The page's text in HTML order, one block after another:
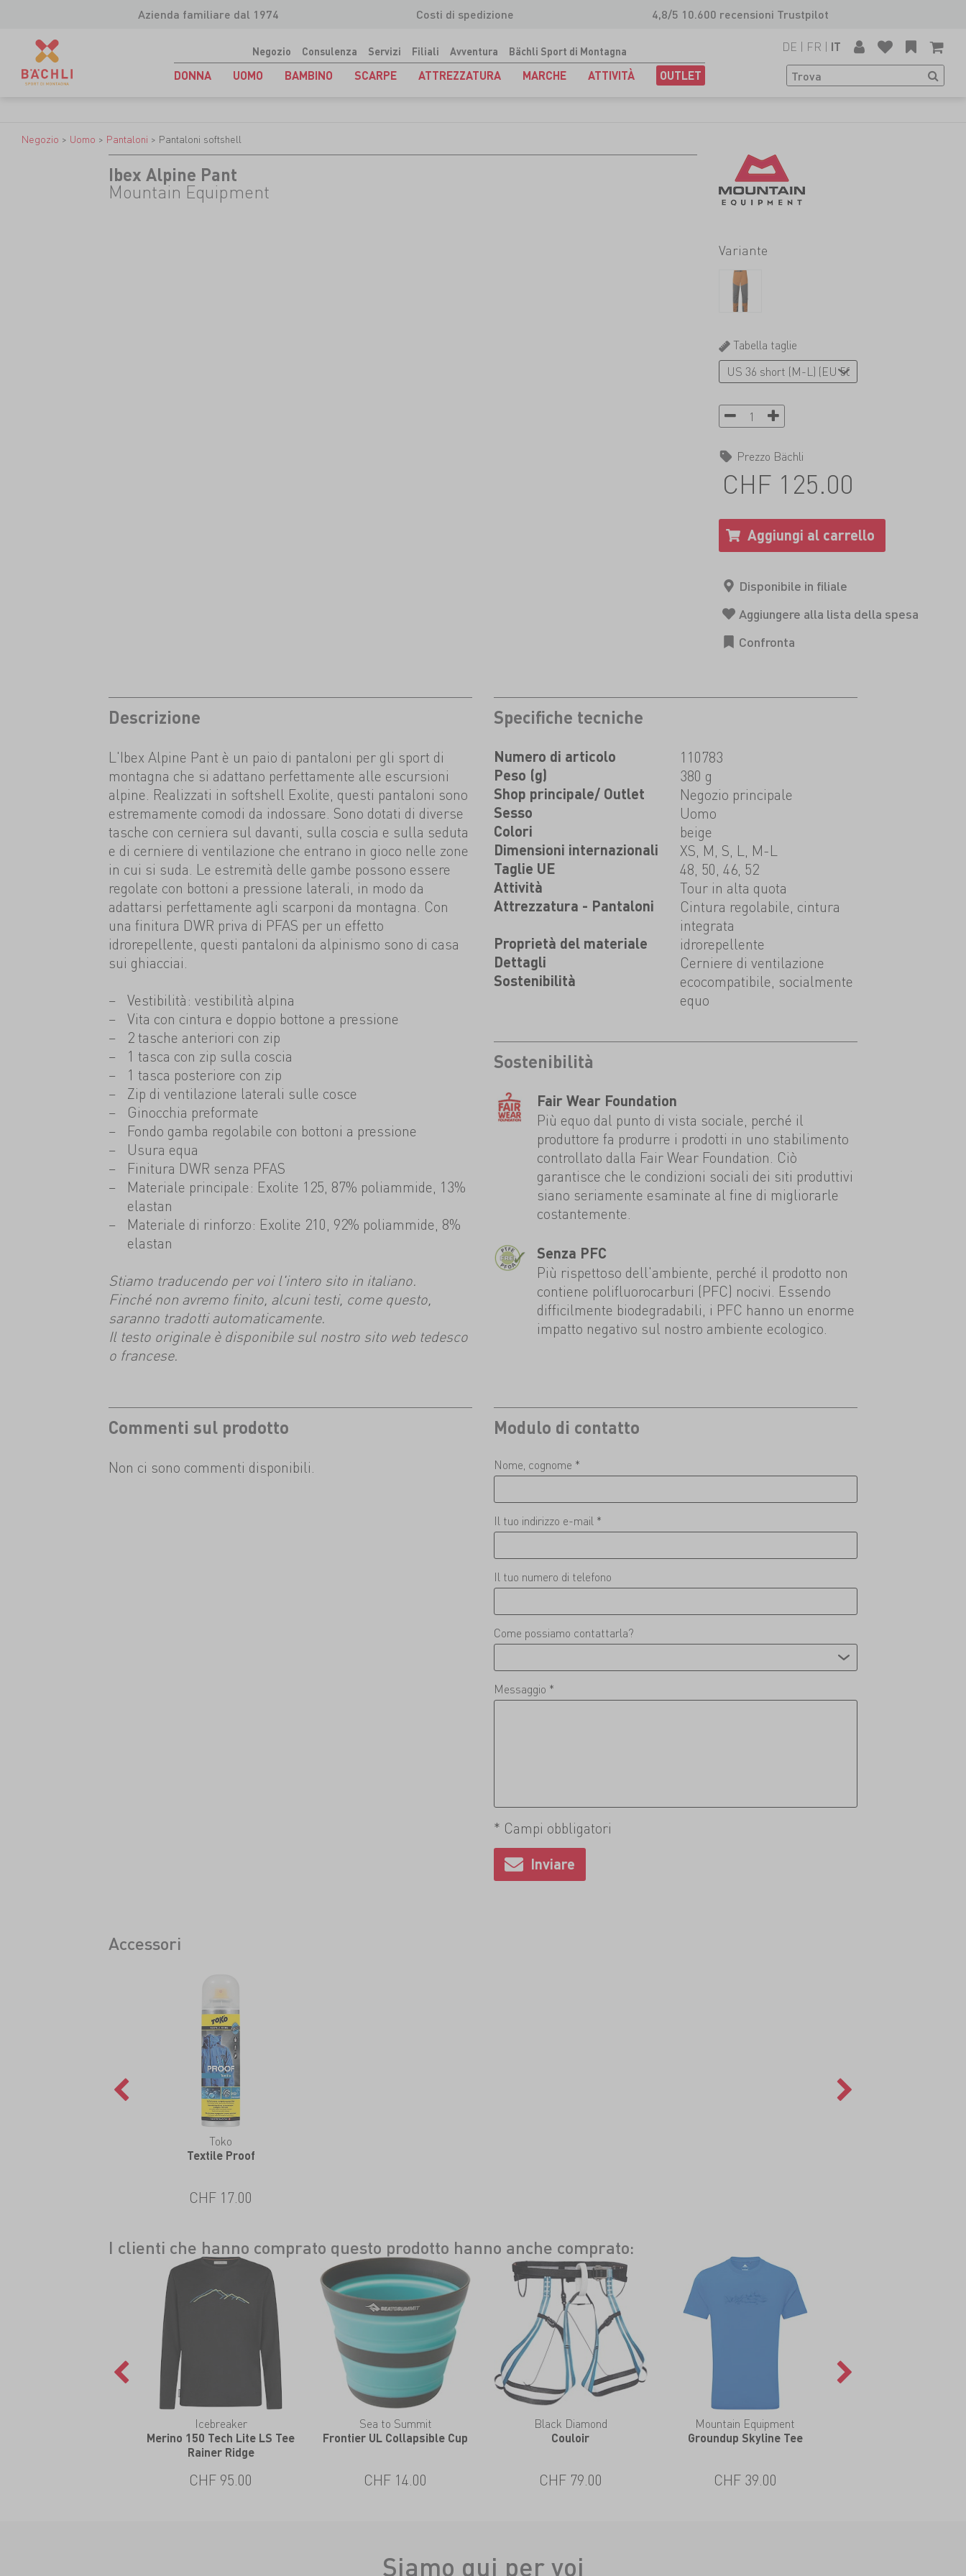
Azienda familiare dal 1974 Costi di spedizione 4,8/5 10.600 recensioni Trustpilot
Negozio Consulenza Servizi Filiali Avventura Bächli Sport di Montagna
DONNA UOMO BAMBINO SCARPE ATTREZZATURA MARCHE ATTIVITÀ OUTLET
DE | FR | IT
Negozio > Uomo > Pantaloni > Pantaloni softshell
Ibex Alpine Pant
Mountain Equipment
Variante
Tabella taglie
Prezzo Bächli
CHF 125.00
Descrizione
L'Ibex Alpine Pant è un paio di pantaloni per gli sport di
montagna che si adattano perfettamente alle escursioni
alpine. Realizzati in softshell Exolite, questi pantaloni sono
estremamente comodi da indossare. Sono dotati di diverse
tasche con cerniera sul davanti, sulla coscia e sulla seduta
e di cerniere di ventilazione che entrano in gioco nelle zone
in cui si suda. Le estremità delle gambe possono essere
regolate con bottoni a pressione laterali, in modo da
adattarsi perfettamente agli scarponi da montagna. Con
una finitura DWR priva di PFAS per un effetto
idrorepellente, questi pantaloni da alpinismo sono di casa
sui ghiacciai.
Vestibilità: vestibilità alpina
Vita con cintura e doppio bottone a pressione
2 tasche anteriori con zip
1 tasca con zip sulla coscia
1 tasca posteriore con zip
Zip di ventilazione laterali sulle cosce
Ginocchia preformate
Fondo gamba regolabile con bottoni a pressione
Usura equa
Finitura DWR senza PFAS
Materiale principale: Exolite 125, 87% poliammide, 13%
elastan
Materiale di rinforzo: Exolite 210, 92% poliammide, 8%
elastan
Stiamo traducendo per voi l'intero sito in italiano.
Finché non avremo finito, alcuni testi, come questo,
saranno tradotti automaticamente.
Il testo originale è disponibile sul nostro sito web tedesco
o francese.
Specifiche tecniche
Numero di articolo 110783
Peso (g) 380 g
Shop principale/ Outlet Negozio principale
Sesso Uomo
Colori beige
Dimensioni internazionali XS, M, S, L, M-L
Taglie UE 48, 50, 46, 52
Attività Tour in alta quota
Attrezzatura - Pantaloni
Cintura regolabile, cintura
integrata
Proprietà del materiale idrorepellente
Dettagli Cerniere di ventilazione
Sostenibilità
ecocompatibile, socialmente
equo
Sostenibilità
Fair Wear Foundation
Più equo dal punto di vista sociale, perché il
produttore fa produrre i prodotti in uno stabilimento
controllato dalla Fair Wear Foundation. Ciò
garantisce che le condizioni sociali dei siti produttivi
siano seriamente esaminate al fine di migliorarle
costantemente.
Senza PFC
Più rispettoso dell'ambiente, perché il prodotto non
contiene polifluorocarburi (PFC) nocivi. Essendo
difficilmente biodegradabili, i PFC hanno un enorme
impatto negativo sul nostro ambiente ecologico.
Commenti sul prodotto
Non ci sono commenti disponibili.
Modulo di contatto
Nome, cognome *
Il tuo indirizzo e-mail *
Il tuo numero di telefono
Come possiamo contattarla?
Messaggio *
* Campi obbligatori
Accessori
Toko
Textile Proof
CHF 17.00
I clienti che hanno comprato questo prodotto hanno anche comprato:
Icebreaker
Merino 150 Tech Lite LS Tee
Rainer Ridge
CHF 95.00
Sea to Summit
Frontier UL Collapsible Cup
CHF 14.00
Black Diamond
Couloir
CHF 79.00
Mountain Equipment
Groundup Skyline Tee
CHF 39.00
Siamo qui per voi